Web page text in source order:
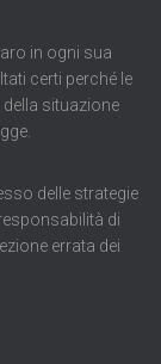
in ogni sua
certi perché le
situazione
delle strategie
di
errata dei